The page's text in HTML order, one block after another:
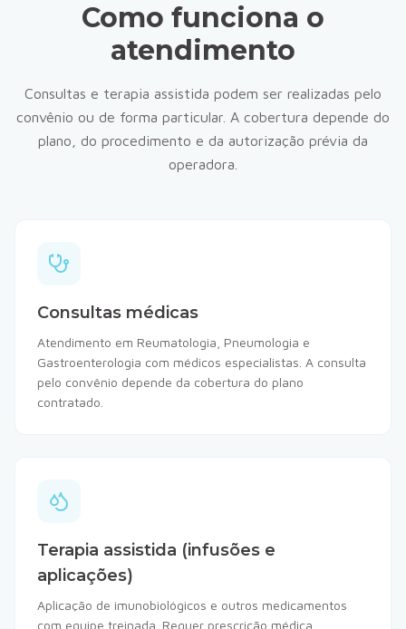
Como funciona o
atendimento
Consultas e terapia assistida podem ser realizadas pelo
convênio ou de forma particular. A cobertura depende do
plano, do procedimento e da autorização prévia da
operadora.
Consultas médicas
Atendimento em Reumatologia, Pneumologia e
Gastroenterologia com médicos especialistas. A consulta
pelo convênio depende da cobertura do plano
contratado.
Terapia assistida (infusões e
aplicações)
Aplicação de imunobiológicos e outros medicamentos
com equipe treinada. Requer prescrição médica,